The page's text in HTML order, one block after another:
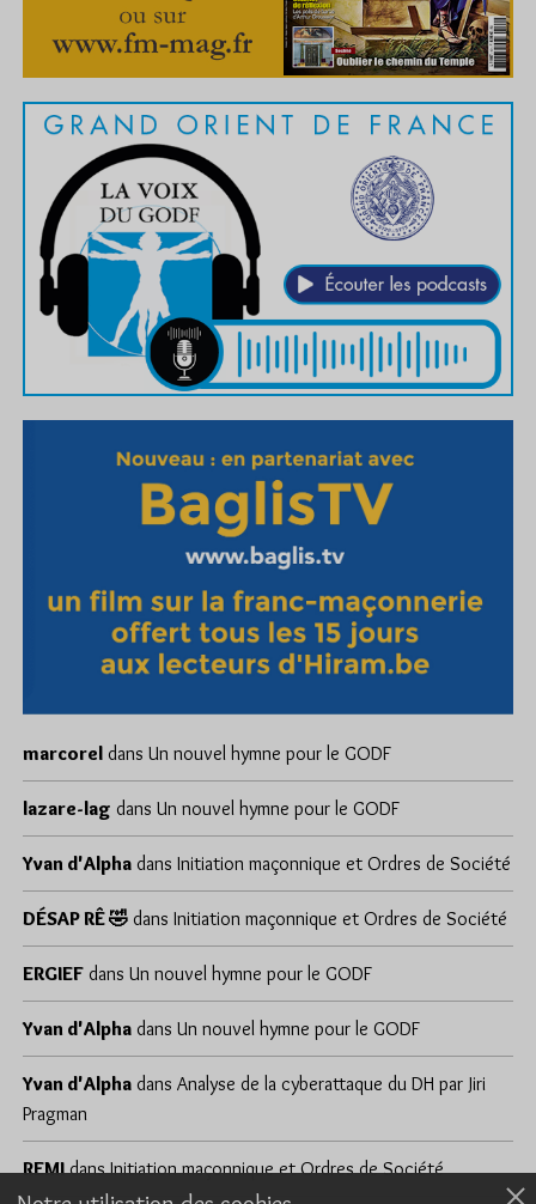
marcorel dans Un nouvel hymne pour le GODF
lazare-lag dans Un nouvel hymne pour le GODF
Yvan d'Alpha dans Initiation maçonnique et Ordres de Société
DÉSAP RÊ 🤣 dans Initiation maçonnique et Ordres de Société
ERGIEF dans Un nouvel hymne pour le GODF
Yvan d'Alpha dans Un nouvel hymne pour le GODF
Yvan d'Alpha dans Analyse de la cyberattaque du DH par Jiri
Pragman
REMIdansInitiation maçonnique et Ordres de Société